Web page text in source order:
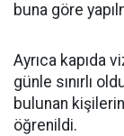
buna göre
Ayrıca kapıda
günle sınırlı
bulunan
öğrenildi.